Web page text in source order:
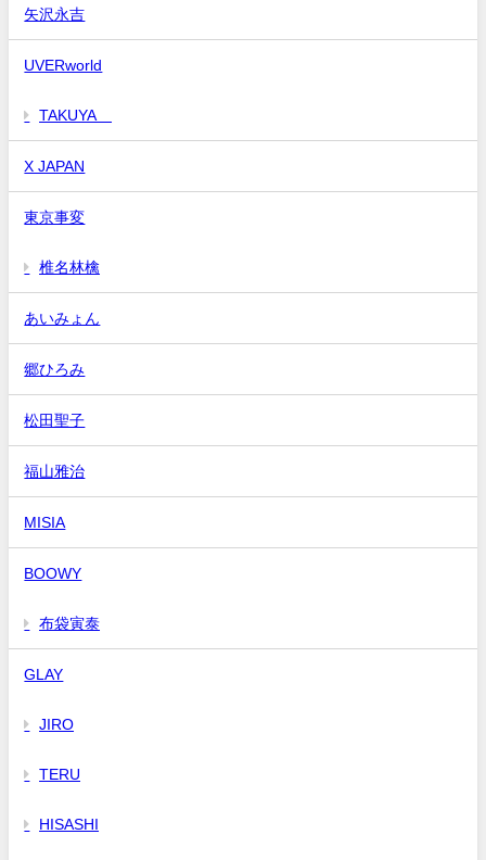
矢沢永吉
UVERworld
TAKUYA∞
X JAPAN
東京事変
椎名林檎
あいみょん
郷ひろみ
松田聖子
福山雅治
MISIA
BOOWY
布袋寅泰
GLAY
JIRO
TERU
HISASHI